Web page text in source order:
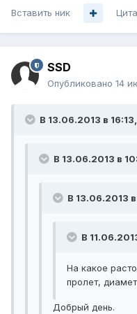
Вставить ник
SSD
Опубликовано 14
В 13.06.2013 в
В 13.06.2013 в
В 13.06.2013
В
На какое
пролет,
Добрый день.